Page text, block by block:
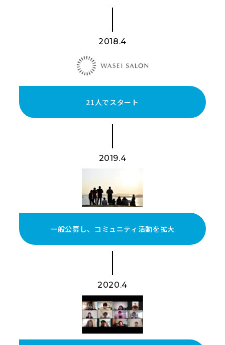
2018.4
21人でスタート
2019.4
一般公募し、コミュニティ活動を拡大
2020.4